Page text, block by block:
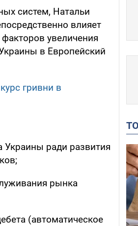
систем, Натальи
влияет
увеличения
в Европейский
гривни в
Украины ради развития
рынка
(автоматическое